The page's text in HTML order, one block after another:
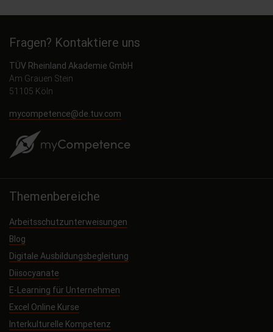
Fragen? Kontaktiere uns
TÜV Rheinland Akademie GmbH
Am Grauen Stein
51105 Köln
mycompetence@de.tuv.com
Themenbereiche
Arbeitsschutzunterweisungen
Blog
Digitale Ausbildungsbegleitung
Diisocyanate
E-Learning für Unternehmen
Excel Online Kurse
Interkulturelle Kompetenz